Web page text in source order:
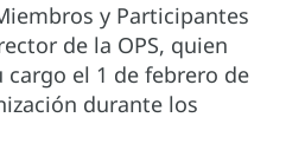
y Participantes
de la OPS, quien
el 1 de febrero de
durante los